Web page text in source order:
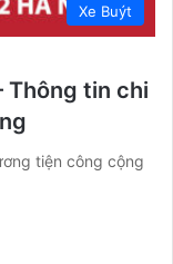
Xe Buýt
Thông tin chi
tiện công cộng